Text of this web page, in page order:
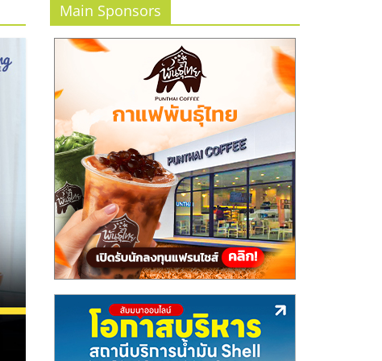
Main Sponsors